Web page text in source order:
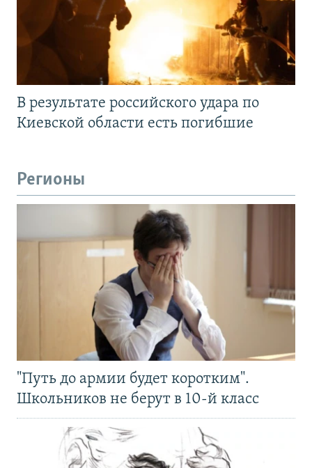
В результате российского удара по
Киевской области есть погибшие
Регионы
"Путь до армии будет коротким".
Школьников не берут в 10-й класс